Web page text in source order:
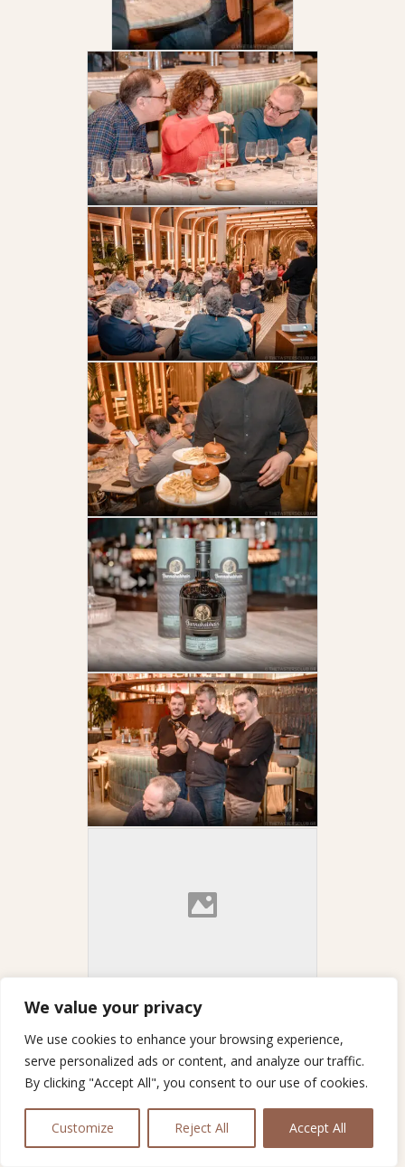
We value your privacy
We use cookies to enhance your browsing experience,
serve personalized ads or content, and analyze our traffic.
By clicking "Accept All", you consent to our use of cookies.
Customize Reject All Accept All